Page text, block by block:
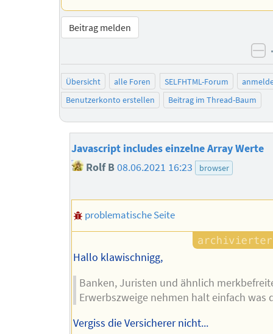
Beitrag melden
Übersicht alle Foren SELFHTML-Forum
Benutzerkonto erstellen
Beitrag im Thread-Baum
Javascript includes einzelne Array Werte
Rolf B08.06.2021 16:23 browser
problematische Seite
Hallo klawischnigg,
Banken, Juristen und ähnlich
Erwerbszweige nehmen halt einfach was
Vergiss die Versicherer nicht...